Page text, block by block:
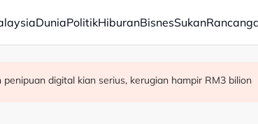
DuniaPolitikHiburanBisnesSukan
kawasan di Sarawak catat IPU tidak sihat
Selangor jumpa pekerja kilang Panasonic minggu
penipuan digital kian serius, kerugian hampir RM3 bilion